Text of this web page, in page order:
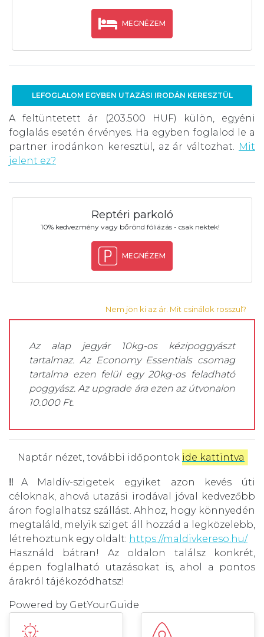
MEGNÉZEM
LEFOGLALOM EGYBEN UTAZÁSI IRODÁN KERESZTÜL
A feltüntetett ár (203.500 HUF) külön, egyéni
foglalás esetén érvényes. Ha egyben foglalod le a
partner irodánkon keresztül, az ár változhat. Mit
jelent ez?
Reptéri parkoló
10% kedvezmény vagy bőrönd fóliázás - csak nektek!
MEGNÉZEM
Nem jön ki az ár. Mit csinálok rosszul?
Az alap jegyár 10kg-os kézipoggyászt
tartalmaz. Az Economy Essentials csomag
tartalma ezen felül egy 20kg-os feladható
poggyász. Az upgrade ára ezen az útvonalon
10.000 Ft.
Naptár nézet, további időpontok ide kattintva
‼️A Maldív-szigetek egyiket azon kevés úti
céloknak, ahová utazási irodával jóval kedvezőbb
áron foglalhatsz szállást. Ahhoz, hogy könnyedén
megtaláld, melyik sziget áll hozzád a legközelebb,
létrehoztunk egy oldalt: https://maldivkereso.hu/
Használd bátran! Az oldalon találsz konkrét,
éppen foglalható utazásokat is, ahol a pontos
árakról tájékozódhatsz!
Powered by GetYourGuide